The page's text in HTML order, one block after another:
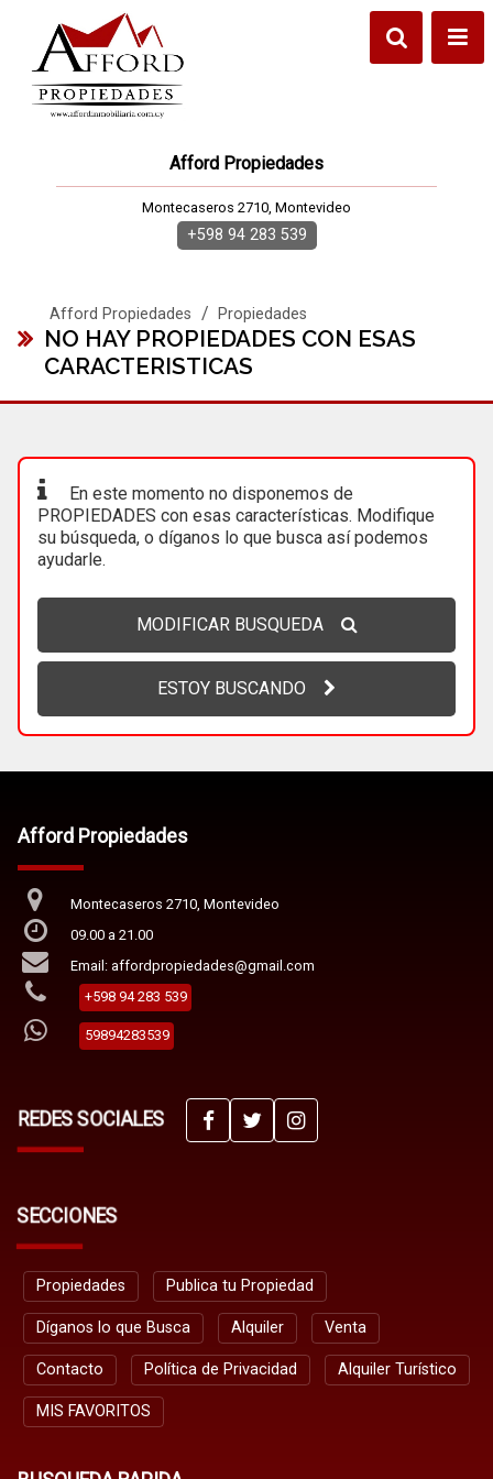
Afford Propiedades
Montecaseros 2710, Montevideo
+598 94 283 539
Afford Propiedades / Propiedades
NO HAY PROPIEDADES CON ESAS
CARACTERISTICAS
En este momento no disponemos de
PROPIEDADES con esas características. Modifique
su búsqueda, o díganos lo que busca así podemos
ayudarle.
MODIFICAR BUSQUEDA
ESTOY BUSCANDO
Afford Propiedades
Montecaseros 2710, Montevideo
09.00 a 21.00
Email: affordpropiedades@gmail.com
+598 94 283 539
59894283539
REDES SOCIALES
SECCIONES
Propiedades Publica tu Propiedad
Díganos lo que Busca Alquiler Venta
Contacto Política de Privacidad Alquiler Turístico
MIS FAVORITOS